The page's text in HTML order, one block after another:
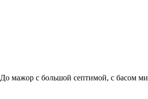
До мажор с большой септимой, с басом ми